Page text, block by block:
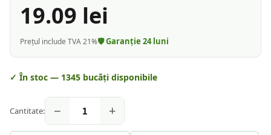
19.09 lei
Prețul include TVA 21%🛡️ Garanție 24luni
✓ În stoc — 1345 bucăți disponibile
Cantitate: − +